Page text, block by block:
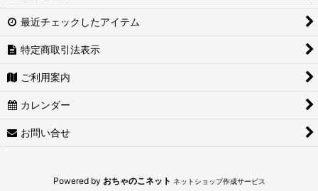
最近チェックしたアイテム
特定商取引法表示
ご利用案内
カレンダー
お問い合せ
Powered by おちゃのこネット ネットショップ作成サービス